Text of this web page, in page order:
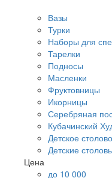
Вазы
Турки
Наборы для
Тарелки
Подносы
Масленки
Фруктовницы
Икорницы
Серебряная
Кубачинский
Детское
Детские
Цена
до 10 000